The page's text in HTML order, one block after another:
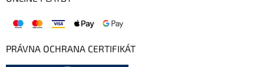
PRÁVNA OCHRANA CERTIFIKÁT